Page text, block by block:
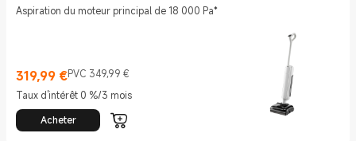
Aspiration du moteur principal de 18 000 Pa*
319,99 €
Current Price €319.99
PVC 349,99 €
Prix de vente 349,99 €
Taux d'intérêt 0 %/3 mois
Acheter